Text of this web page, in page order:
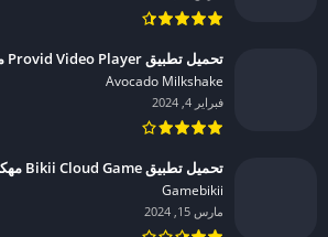
تحميل تطبيق Provid Video Player مهكر للاندرويد 2024
Avocado Milkshake‏
فبراير 4, 2024
تحميل تطبيق Bikii Cloud Game مهكر للاندرويد 2024
Gamebikii‏
مارس 15, 2024